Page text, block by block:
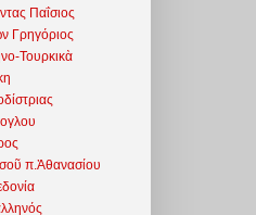
Παΐσιος
Γρηγόριος
Τουρκικὰ
π.Ἀθανασίου